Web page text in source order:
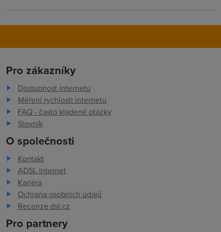
Pro zákazníky
Dostupnost internetu
Měření rychlosti internetu
FAQ - často kladené otázky
Slovník
O společnosti
Kontakt
ADSL Internet
Kariéra
Ochrana osobních údajů
Recenze dsl.cz
Pro partnery